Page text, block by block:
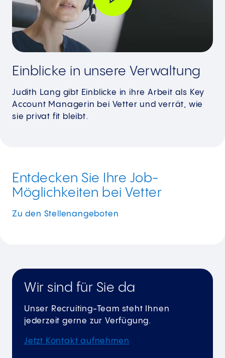
Einblicke in unsere Verwaltung
Judith Lang gibt Einblicke in ihre Arbeit als Key
Account Managerin bei Vetter und verrät, wie
sie privat fit bleibt.
Entdecken Sie Ihre Job-
Möglichkeiten bei Vetter
Zu den Stellenangeboten
Wir sind für Sie da
Unser Recruiting-Team steht Ihnen
jederzeit gerne zur Verfügung.
Jetzt Kontakt aufnehmen